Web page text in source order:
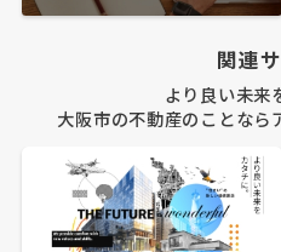
関連
より良い未来
大阪市の不動産のことなら